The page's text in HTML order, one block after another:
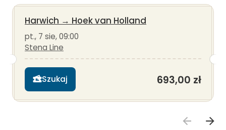
Harwich → Hoek van Holland
pt., 7 sie, 09:00
Stena Line
Szukaj 693,00 zł